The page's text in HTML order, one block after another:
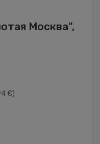
Москва",
€)